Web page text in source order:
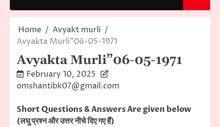
Home
Avyakt murli
Avyakta Murli”06-05-1971
Avyakta Murli”06-05-1971
February 10, 2025
omshantibk07@gmail.com
Short Questions & Answers Are given below
(लघु प्रश्न और उत्तर नीचे दिए गए हैं)